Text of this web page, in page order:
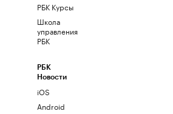
РБК Курсы
Школа
управления
РБК
РБК
Новости
iOS
Android